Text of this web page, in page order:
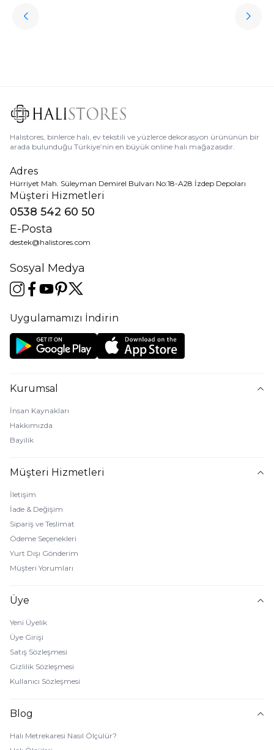
Favorilere Ekle
Halıstores
3.909,80
Halıstores, binlerce halı, ev tekstili ve yüzlerce dekorasyon ürününün bir
arada bulunduğu Türkiye’nin en büyük online halı mağazasıdır.
Adres
Hürriyet Mah. Süleyman Demirel Bulvarı No:18-A28 İzdep Depoları
Müşteri Hizmetleri
0538 542 60 50
E-Posta
destek@halistores.com
Sosyal Medya
Uygulamamızı İndirin
Kurumsal
İnsan Kaynakları
Hakkımızda
Bayilik
Müşteri Hizmetleri
İletişim
İade & Değişim
Sipariş ve Teslimat
Ödeme Seçenekleri
Yurt Dışı Gönderim
Müşteri Yorumları
Üye
Yeni Üyelik
Üye Girişi
Satış Sözleşmesi
Gizlilik Sözleşmesi
Kullanıcı Sözleşmesi
Blog
Halı Metrekaresi Nasıl Ölçülür?